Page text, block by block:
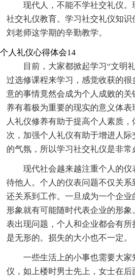
现代人，不能不学社交礼仪
社交礼仪教育。学习社交礼仪知
刘老师这学期的辛勤教学。
个人礼仪心得体会14
目前，大家都掀起学习“文明
过选修课程来学习，感觉收获的
意的事情竟然会成为个人成败的
养有着极为重要的现实的意义体
人礼仪修养有助于提高个人素质
次，加强个人礼仪有助于增进人
的气氛，所以学习社交礼仪是非常
现代社会越来越注重个人的
待他人。个人的仪表问题不仅关系
还关系到工作。一旦成为一个企
形象就有可能随时代表企业的形
表出现问题，个人和企业都会有
是无形的。损失的大小也不一定。
一些生活上的小事也需要大
仪，如上楼时男士先上，女士在